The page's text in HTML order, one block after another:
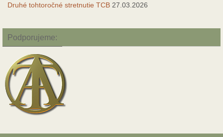
Druhé tohtoročné stretnutie TCB 27.03.2026
Podporujeme: